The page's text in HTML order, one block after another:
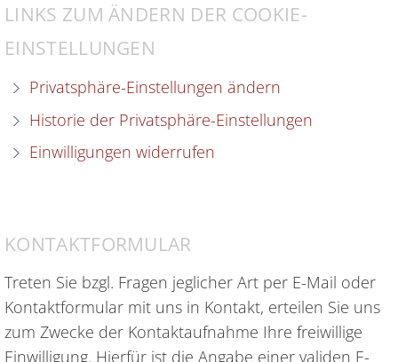
LINKS ZUM ÄNDERN DER COOKIE-
EINSTELLUNGEN
Privatsphäre-Einstellungen ändern
Historie der Privatsphäre-Einstellungen
Einwilligungen widerrufen
KONTAKTFORMULAR
Treten Sie bzgl. Fragen jeglicher Art per E-Mail oder
Kontaktformular mit uns in Kontakt, erteilen Sie uns
zum Zwecke der Kontaktaufnahme Ihre freiwillige
Einwilligung. Hierfür ist die Angabe einer validen E-